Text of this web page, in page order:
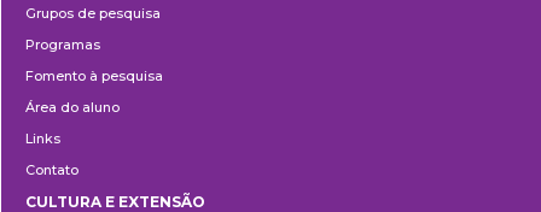
Grupos de pesquisa
Programas
Fomento à pesquisa
Área do aluno
Links
Contato
CULTURA E EXTENSÃO